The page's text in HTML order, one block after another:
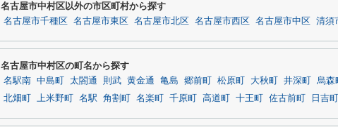
名古屋市中村区以外の市区町村から探す
名古屋市千種区 名古屋市東区 名古屋市北区 名古屋市西区 名古屋市中区 清須
名古屋市中村区の町名から探す
名駅南 中島町 太閤通 則武 黄金通 亀島 郷前町 松原町 大秋町 井深町 烏森
北畑町
上米野町 名駅 角割町 名楽町 千原町 高道町 十王町 佐古前町 日吉町